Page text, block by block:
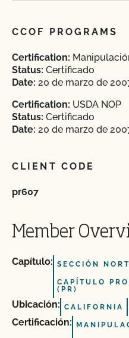
CCOF PROGRAMS
Certification:
Status: Certificado
Date: 20 de marzo de
Certification: USDA NOP
Status: Certificado
Date: 20 de marzo de
CLIENT CODE
pr607
Member
Capítulo: SECCIÓN
CAPÍTULO
(PR)
Ubicación: CALIFORNIA
Certificación: